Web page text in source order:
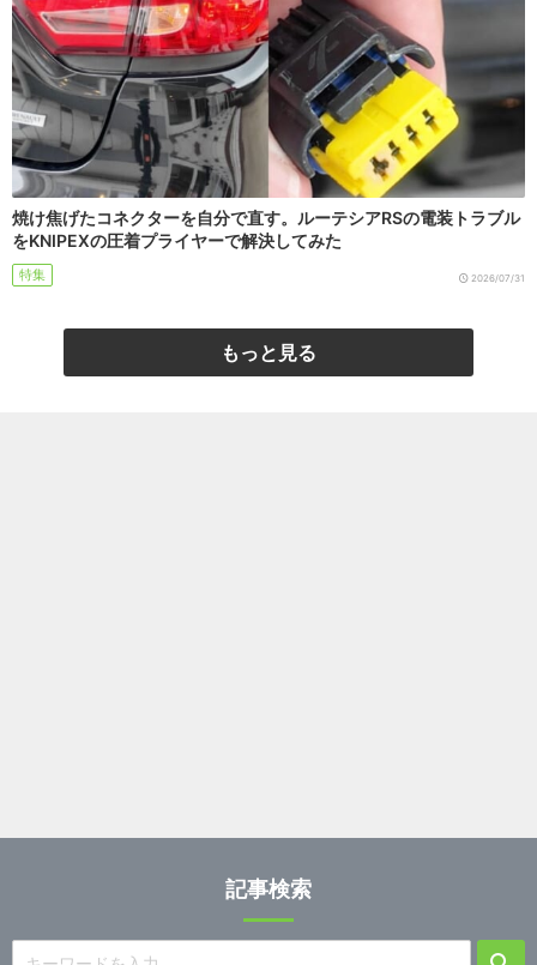
焼け焦げたコネクターを自分で直す。ルーテシアRSの電装トラブル
をKNIPEXの圧着プライヤーで解決してみた
特集 2026/07/31
もっと見る
記事検索